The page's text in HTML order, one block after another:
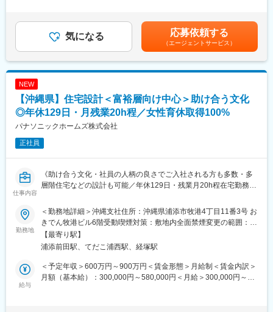
■働きやすさ
平均残業時間16h／平均年収870万円／年間休日115日＋有給取得
年間4万6000棟以上の住宅販売を行ない、戸建分譲住宅でトップ
クラスのシェアを誇る「飯田グループホールディングス」。 その
一員として、戸建て住宅の販売・仲介を手がけるのが当社です。
関東圏をメインに全国に43店舗を展開しており、さらに拡大を考
パナソニックをルーツにもつ当社ならではのコンプライアンス遵
守で安心の職場環境。育休取得や福利厚生も充実！（男性78％・
女性100%・産後職場復帰率97%以上）
に働き方！
※パナソニック系列でコンプライアンスの順守・積極的なDX推進
等も行い、業界でトップクラスの働き方を実現！
ます。特に都心部では低層階は商業・飲食など、中層は賃貸住宅
やオフィス、高層階はオーナー自宅といった、複合的な利用用途
での経験を元に様々なタイプの物件を設計することが可能です。
【業務内容】
・主に当社の主力商品である戸建住宅の設計業務を担当していた
・都市部においては、複合利用目的にも活用可能な最大９階建て
まで可能な『多層階住宅：ビューノ』を担当いただくケースもご
気になる 応募依頼する
（エージェントサービス）
NEW
【沖縄県】住宅設計＜富裕層向け中心＞助け合う文化
◎年休129日・月残業20h程／女性育休取得100%
パナソニックホームズ株式会社
正社員
仕事内容
《助け合う文化・社員の人柄の良さでご入社される方も多数・多
層階住宅などの設計も可能／年休129日・残業月20h程在宅勤務や
アリング ～プランの作成やインテリア設計等一貫して担当！》
◎社風
チームワークを大切にする社風。周りや顧客のためになることで
あれば積極的に情報共有&手を差し伸べる社員が多く、社風の良さ
から入社する方も多数
高い定着率も特徴です(例：新卒入社定着率は92.0%・平均勤続年
勤務地
＜勤務地詳細＞沖縄支社住所：沖縄県浦添市牧港4丁目11番3号 お
きでん牧港ビル6階受動喫煙対策：敷地内全面禁煙変更の範囲：会
社の定める事業所
【最寄り駅】
浦添前田駅、てだこ浦西駅、経塚駅
給与
＜予定年収＞600万円～900万円＜賃金形態＞月給制＜賃金内訳＞
月額（基本給）：300,000円～580,000円＜月給＞300,000円～